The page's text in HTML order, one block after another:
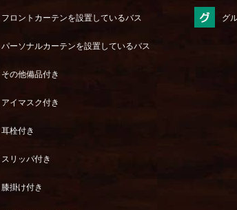
フロントカーテンを設置しているバス
パーソナルカーテンを設置しているバス
その他備品付き
アイマスク付き
耳栓付き
スリッパ付き
膝掛け付き
グ